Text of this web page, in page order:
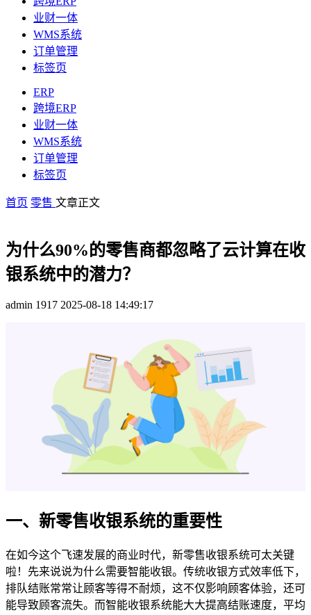
业财一体
WMS系统
订单管理
标签页
ERP
跨境ERP
业财一体
WMS系统
订单管理
标签页
首页 零售 文章正文
为什么90%的零售商都忽略了云计算在收
银系统中的潜力？
admin 1917 2025-08-18 14:49:17
一、新零售收银系统的重要性
在如今这个飞速发展的商业时代，新零售收银系统可太关键
啦！先来说说为什么需要智能收银。传统收银方式效率低下，
排队结账常常让顾客等得不耐烦，这不仅影响顾客体验，还可
能导致顾客流失。而智能收银系统能大大提高结账速度，平均